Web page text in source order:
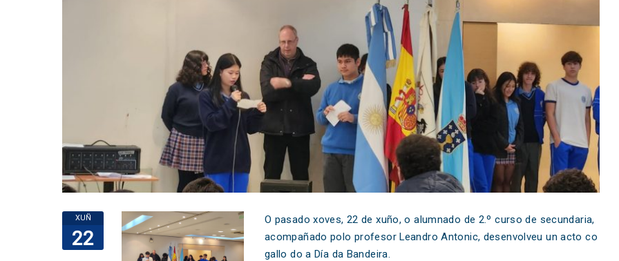
XUÑ
22
O pasado xoves, 22 de xuño, o alumnado de 2.º curso de secundaria,
acompañado polo profesor Leandro Antonic, desenvolveu un acto co
gallo do a Día da Bandeira.